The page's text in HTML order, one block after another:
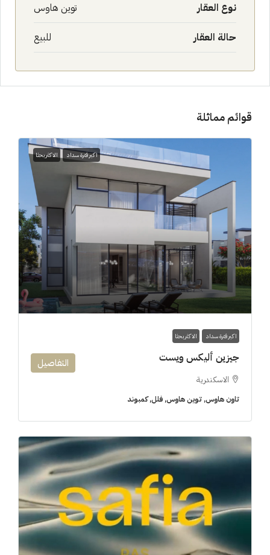
نوع العقار توين هاوس
حالة العقار للبيع
قوائم مماثلة
اكبر فترة سداد الاكثر بحثا
اكبر فترة سداد الاكثر بحثا
جيزين أليكس ويست
الاسكندرية
تاون هاوس, توين هاوس, فلل, كمبوند
التفاصيل